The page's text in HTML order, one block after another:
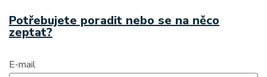
Potřebujete poradit nebo se na něco
zeptat?
E-mail